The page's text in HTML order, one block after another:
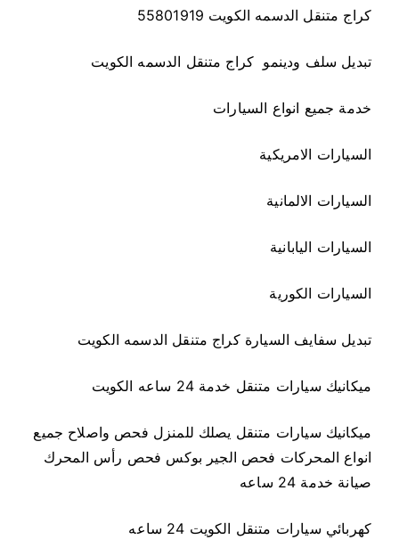
كراج متنقل الدسمه الكويت 55801919
تبديل سلف ودينمو كراج متنقل الدسمه الكويت
خدمة جميع انواع السيارات
السيارات الامريكية
السيارات الالمانية
السيارات اليابانية
السيارات الكورية
تبديل سفايف السيارة كراج متنقل الدسمه الكويت
ميكانيك سيارات متنقل خدمة 24 ساعه الكويت
ميكانيك سيارات متنقل يصلك للمنزل فحص واصلاح جميع
انواع المحركات فحص الجير بوكس فحص رأس المحرك
صيانة خدمة 24 ساعه
كهربائي سيارات متنقل الكويت 24 ساعه